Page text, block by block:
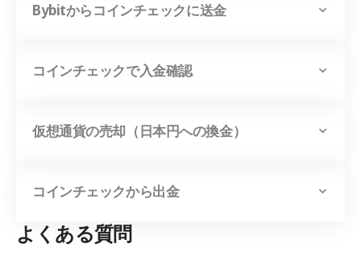
Bybitからコインチェックに送金
コインチェックで入金確認
仮想通貨の売却（日本円への換金）
コインチェックから出金
よくある質問